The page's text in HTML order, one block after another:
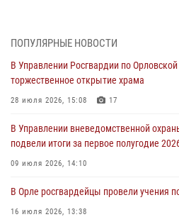
первое полугодие
05 августа 2026, 13:12
совершении противоправных действий
04 августа 2026, 14:21
04 августа 2026, 14:06
ПОПУЛЯРНЫЕ НОВОСТИ
В Управлении Росгвардии по
торжественное открытие храма
28 июля 2026, 15:08 17
В Управлении вневедомственной
подвели итоги за первое полугодие
09 июля 2026, 14:10
В Орле росгвардейцы провели учения
16 июля 2026, 13:38